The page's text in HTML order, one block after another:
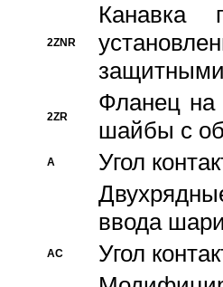
2ZNR
Канавка
2ZR
Фланец на
шайбы с
A
Угол
ввода
AC Угол